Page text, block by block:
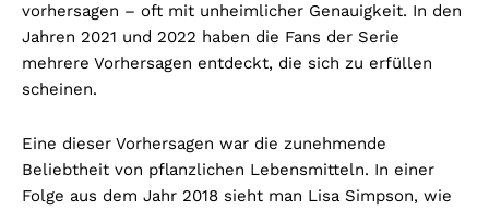
vorhersagen – oft mit unheimlicher Genauigkeit. In den
Jahren 2021 und 2022 haben die Fans der Serie
mehrere Vorhersagen entdeckt, die sich zu erfüllen
scheinen.
Eine dieser Vorhersagen war die zunehmende
Beliebtheit von pflanzlichen Lebensmitteln. In einer
Folge aus dem Jahr 2018 sieht man Lisa Simpson, wie